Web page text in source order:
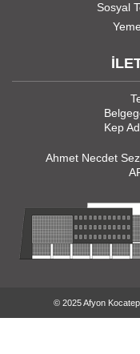
Sosyal
Kep
Ahmet Necdet
© 2025 Afyon